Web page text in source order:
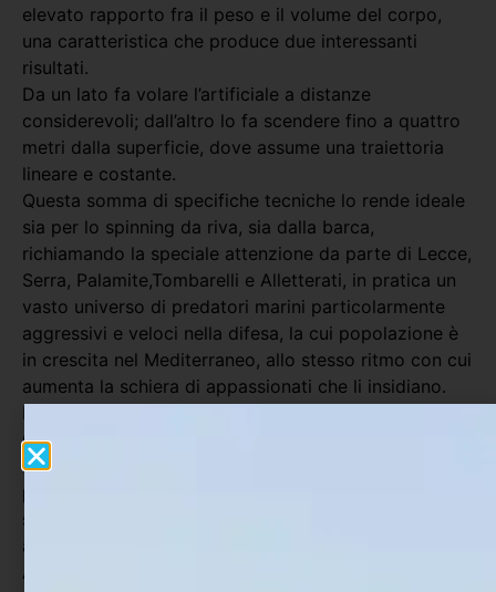
elevato rapporto fra il peso e il volume del corpo,
una caratteristica che produce due interessanti
risultati.
Da un lato fa volare l’artificiale a distanze
considerevoli; dall’altro lo fa scendere fino a quattro
metri dalla superficie, dove assume una traiettoria
lineare e costante.
Questa somma di specifiche tecniche lo rende ideale
sia per lo spinning da riva, sia dalla barca,
richiamando la speciale attenzione da parte di Lecce,
Serra, Palamite,Tombarelli e Alletterati, in pratica un
vasto universo di predatori marini particolarmente
aggressivi e veloci nella difesa, la cui popolazione è
in crescita nel Mediterraneo, allo stesso ritmo con cui
aumenta la schiera di appassionati che li insidiano.
Fra i colori disponibili, spiccano le due soluzioni a
prevalenza di bianco, altamente catturanti nelle ore a
scarsa illuminazione; il Glowing spicca per la sua
proprietà di assorbire le radiazioni fornite da una
sorgente luminosa, rilasciandole lentamente per
attirare l’attenzione dei predatori.
Ancorette Power Point in acciaio al carbonio.